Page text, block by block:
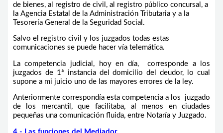
de bienes, al registro de civil, al registro público concursal, a
la Agencia Estatal de la Administración Tributaria y a la
Tesorería General de la Seguridad Social.
Salvo el registro civil y los juzgados todas estas
comunicaciones se puede hacer vía telemática.
La competencia judicial, hoy en día, corresponde a los
juzgados de 1ª instancia del domicilio del deudor, lo cual
supone a mi juicio uno de las mayores errores de la ley.
Anteriormente correspondía esta competencia a los juzgado
de los mercantil, que facilitaba, al menos en ciudades
pequeñas una comunicación fluida, entre Notaría y Juzgado.